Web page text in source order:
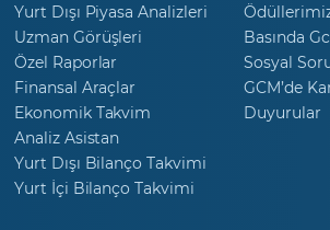
Yurt Dışı Piyasa Analizleri
Uzman Görüşleri
Özel Raporlar
Finansal Araçlar
Ekonomik Takvim
Analiz Asistan
Yurt Dışı Bilanço Takvimi
Yurt İçi Bilanço Takvimi
Basında
Sosyal
GCM’de
Duyurular